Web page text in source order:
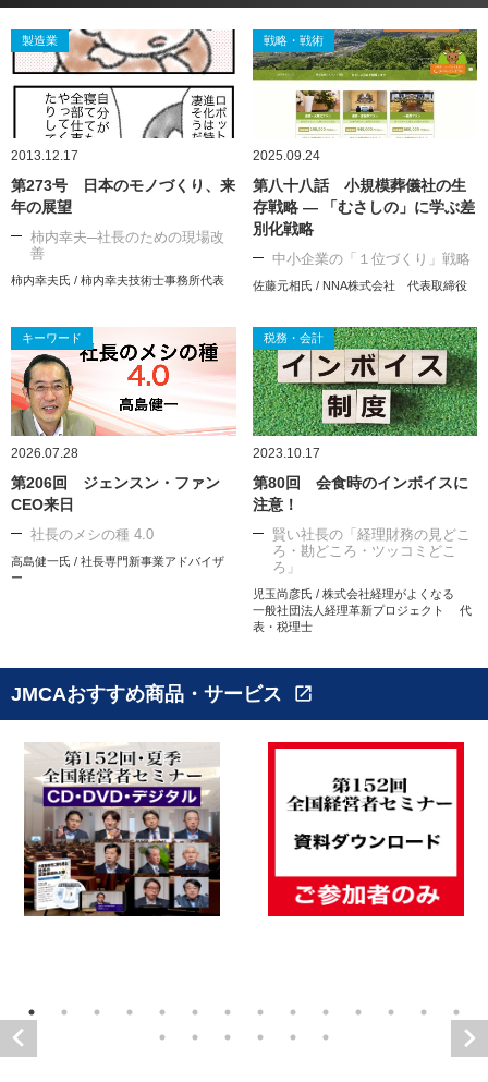
製造業
2013.12.17
第273号 日本のモノづくり、来
年の展望
柿内幸夫─社長のための現場改
善
柿内幸夫氏 / 柿内幸夫技術士事務所代表
戦略・戦術
2025.09.24
第八十八話 小規模葬儀社の生
存戦略 ― 「むさしの」に学ぶ差
別化戦略
中小企業の「１位づくり」戦略
佐藤元相氏 / NNA株式会社 代表取締役
キーワード
2026.07.28
第206回 ジェンスン・ファン
CEO来日
社長のメシの種 4.0
高島健一氏 / 社長専門新事業アドバイザ
ー
税務・会計
2023.10.17
第80回 会食時のインボイスに
注意！
賢い社長の「経理財務の見どこ
ろ・勘どころ・ツッコミどこ
ろ」
児玉尚彦氏 / 株式会社経理がよくなる
一般社団法人経理革新プロジェクト 代
表・税理士
JMCAおすすめ商品・サービス open_in_new